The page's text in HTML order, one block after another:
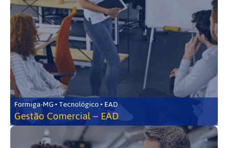
Formiga-MG • Tecnológico • EAD
Gestão Comercial – EAD